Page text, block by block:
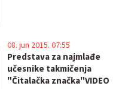
Predstava za najmlađe
učesnike takmičenja
"Čitalačka značka"VIDEO
08. jun 2015. 07:55